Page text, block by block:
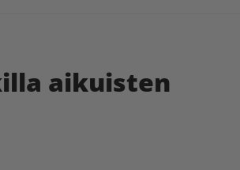
aikuisten